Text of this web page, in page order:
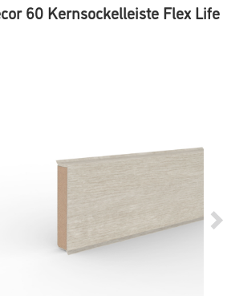
60 Kernsockelleiste Flex Life